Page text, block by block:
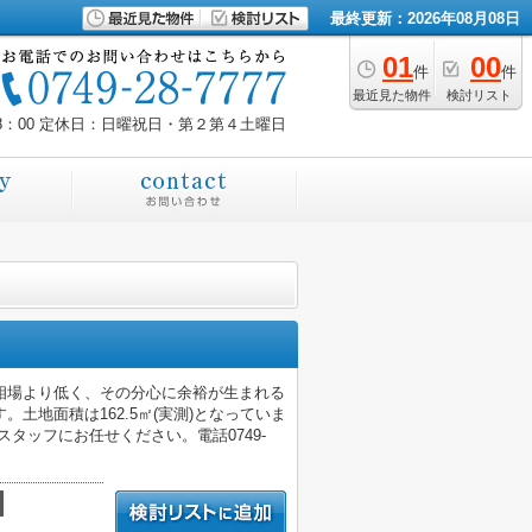
最終更新：2026年08月08日
01件
最近見た物件
00件
検討リスト
00 定休日：日曜祝日・第２第４土曜日
より低く、その分心に余裕が生まれる
土地面積は162.5㎡(実測)となっていま
タッフにお任せください。電話0749-